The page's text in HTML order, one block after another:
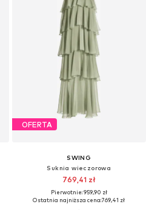
OFERTA
SWING
Suknia wieczorowa
769,41 zł
Pierwotnie: 959,90 zł
Ostatnia najniższa cena:769,41 zł